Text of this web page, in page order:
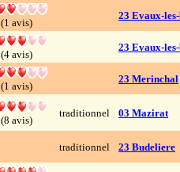
(1 avis)
23 Evaux-
(4 avis)
23 Evaux-
(1 avis)
23 Merinchal
(8 avis)
traditionnel 03 Mazirat
traditionnel 23 Budeliere